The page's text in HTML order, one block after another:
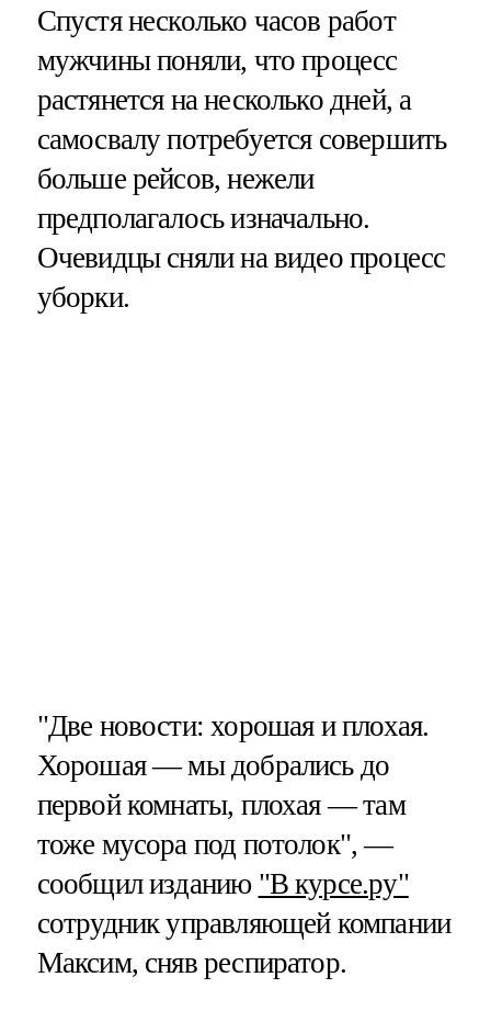
Спустя несколько часов работ
мужчины поняли, что процесс
растянется на несколько дней, а
самосвалу потребуется совершить
больше рейсов, нежели
предполагалось изначально.
Очевидцы сняли на видео процесс
уборки.
"Две новости: хорошая и плохая.
Хорошая — мы добрались до
первой комнаты, плохая — там
тоже мусора под потолок", —
сообщил изданию "В курсе.ру"
сотрудник управляющей компании
Максим, сняв респиратор.